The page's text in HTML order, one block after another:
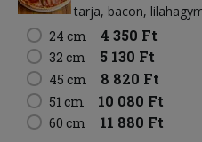
tarja bacon
24 cm
4 350 Ft
32 cm 5 130 Ft
45 cm 8 820 Ft
51 cm 10 080 Ft
60 cm 11 880 Ft